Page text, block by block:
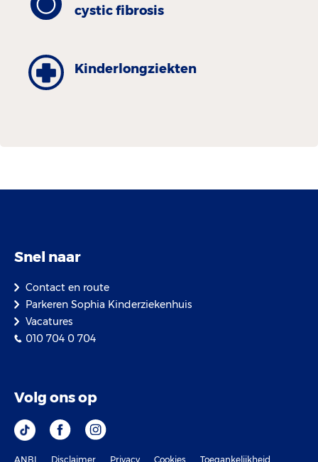
cystic fibrosis
Kinder­longziekten
Snel naar
Contact en route
Parkeren Sophia Kinderziekenhuis
Vacatures
010 704 0 704
Volg ons op
ANBI Disclaimer Privacy Cookies Toegankelijkheid